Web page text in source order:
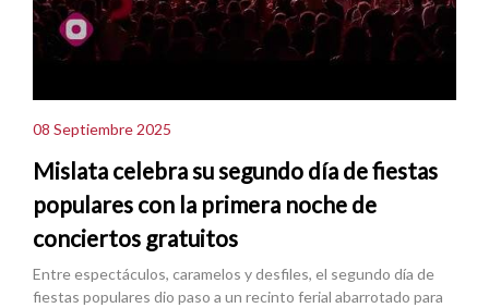
08 Septiembre 2025
Mislata celebra su segundo día de fiestas
populares con la primera noche de
conciertos gratuitos
Entre espectáculos, caramelos y desfiles, el segundo día de
fiestas populares dio paso a un recinto ferial abarrotado para